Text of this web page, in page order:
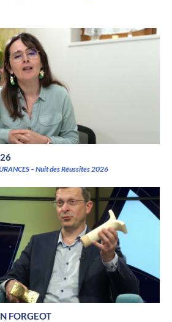
– Nuit des Réussites 2026
FORGEOT